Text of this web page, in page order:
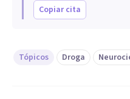
Copiar cita
Tópicos Droga